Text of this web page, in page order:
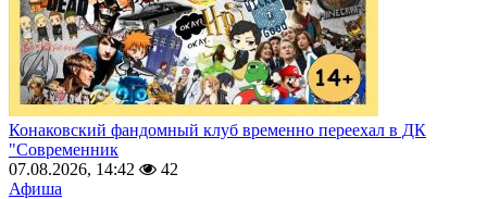
Конаковский фандомный клуб временно переехал в ДК
"Современник
07.08.2026, 14:42
42
Афиша